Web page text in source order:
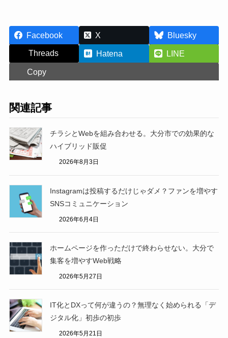
Facebook X
Bluesky
Threads
Hatena
LINE
Copy
関連記事
チラシとWebを組み合わせる。大分市での効果的な
ハイブリッド販促
2026年8月3日
Instagramは投稿するだけじゃダメ？ファンを増やす
SNSコミュニケーション
2026年6月4日
ホームページを作っただけで終わらせない。大分で
集客を増やすWeb戦略
2026年5月27日
IT化とDXって何が違うの？無理なく始められる「デ
ジタル化」初歩の初歩
2026年5月21日